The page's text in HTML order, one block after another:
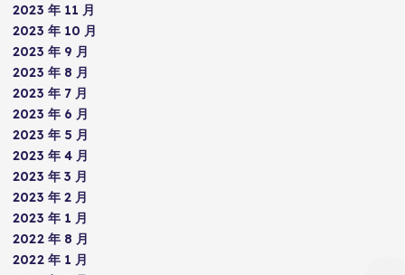
2023 年 11 月
2023 年 10 月
2023 年 9 月
2023 年 8 月
2023 年 7 月
2023 年 6 月
2023 年 5 月
2023 年 4 月
2023 年 3 月
2023 年 2 月
2023 年 1 月
2022 年 8 月
2022 年 1 月